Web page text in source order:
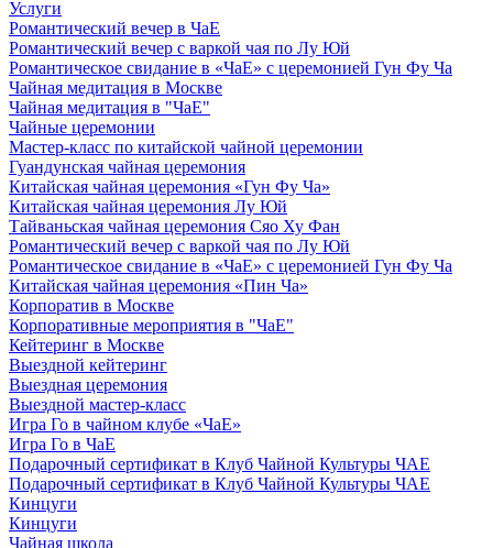
Услуги
Романтический вечер в ЧаЕ
Романтический вечер с варкой чая по Лу Юй
Романтическое свидание в «ЧаЕ» с церемонией Гун Фу Ча
Чайная медитация в Москве
Чайная медитация в "ЧаЕ"
Чайные церемонии
Мастер-класс по китайской чайной церемонии
Гуандунская чайная церемония
Китайская чайная церемония «Гун Фу Ча»
Китайская чайная церемония Лу Юй
Тайваньская чайная церемония Сяо Ху Фан
Романтический вечер с варкой чая по Лу Юй
Романтическое свидание в «ЧаЕ» с церемонией Гун Фу Ча
Китайская чайная церемония «Пин Ча»
Корпоратив в Москве
Корпоративные мероприятия в "ЧаЕ"
Кейтеринг в Москве
Выездной кейтеринг
Выездная церемония
Выездной мастер-класс
Игра Го в чайном клубе «ЧаЕ»
Игра Го в ЧаЕ
Подарочный сертификат в Клуб Чайной Культуры ЧАЕ
Подарочный сертификат в Клуб Чайной Культуры ЧАЕ
Кинцуги
Кинцуги
Чайная школа